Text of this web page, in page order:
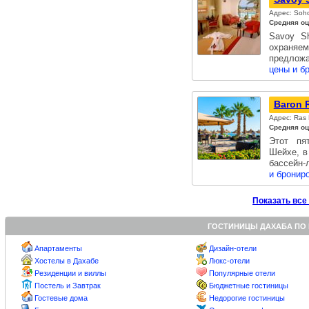
Адрес:
Средняя
Savoy
цены и
Baron
Адрес: Ras
Средняя
Этот
Шейхе, в
и
Показать
ГОСТИНИЦЫ ДАХАБА ПО
Апартаменты
Хостелы в Дахабе
Резиденции и виллы
Постель и Завтрак
Гостевые дома
Дизайн-отели
Люкс-отели
Популярные отели
Бюджетные гостиницы
Недорогие гостиницы